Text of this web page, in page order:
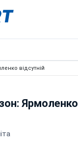
відсутній
Ярмоленко